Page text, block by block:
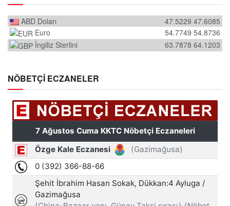
ABD Doları 47.6085
47.5229
Euro
54.8736
54.7749
İngiliz Sterlini
64.1203
63.7878
NÖBETÇİ ECZANELER